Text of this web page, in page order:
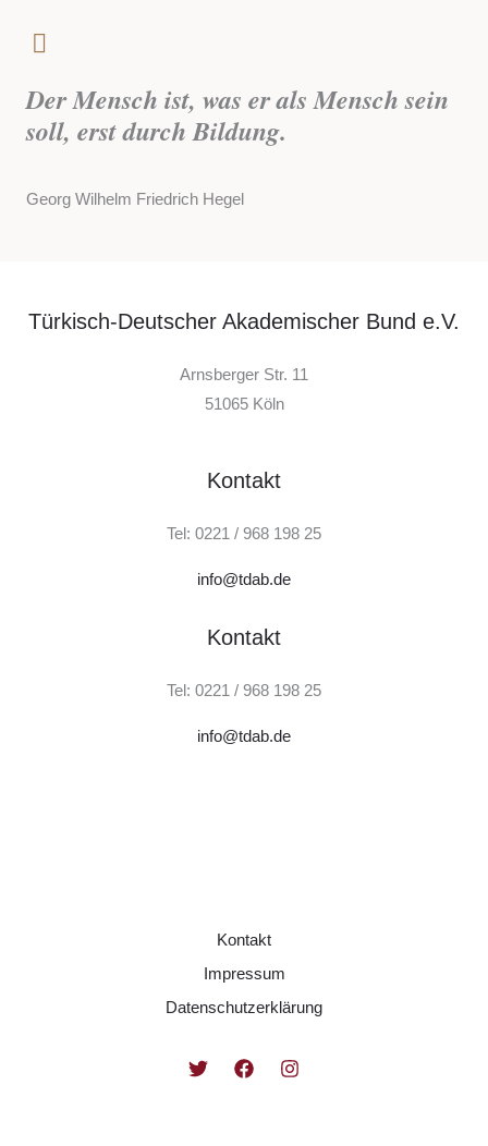
Der Mensch ist, was er als Mensch sein
soll, erst durch Bildung.
Georg Wilhelm Friedrich Hegel
Türkisch-Deutscher Akademischer Bund e.V.
Arnsberger Str. 11
51065 Köln
Kontakt
Tel: 0221 / 968 198 25
info@tdab.de
Kontakt
Tel: 0221 / 968 198 25
info@tdab.de
Kontakt
Impressum
Datenschutzerklärung